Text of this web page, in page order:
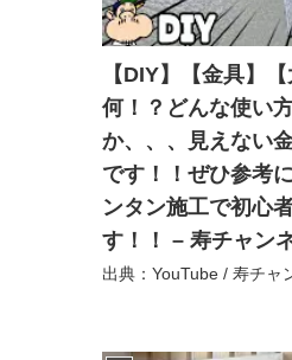
【DIY】【金具】
何！？どんな使い
か、、、見えない
です！！ぜひ参考
ンタン施工で初心
す！！ – 寿チャン
出典：YouTube / 寿チャ